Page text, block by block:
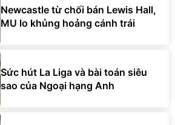
Newcastle từ chối bán Lewis Hall,
MU lo khủng hoảng cánh trái
Sức hút La Liga và bài toán siêu
sao của Ngoại hạng Anh